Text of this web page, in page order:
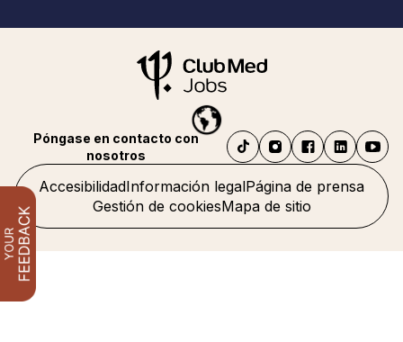
AccesibilidadInformación legalPágina de prensa
Gestión de cookiesMapa de sitio
Póngase en contacto con
nosotros